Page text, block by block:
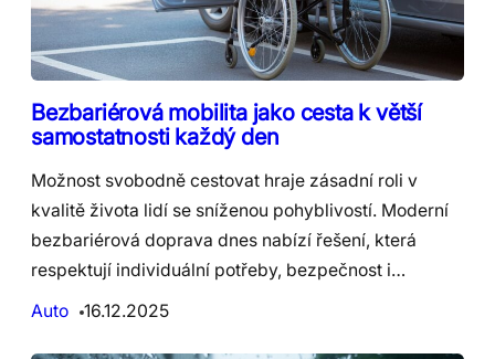
Bezbariérová mobilita jako cesta k větší
samostatnosti každý den
Možnost svobodně cestovat hraje zásadní roli v
kvalitě života lidí se sníženou pohyblivostí. Moderní
bezbariérová doprava dnes nabízí řešení, která
respektují individuální potřeby, bezpečnost i…
Auto
16.12.2025